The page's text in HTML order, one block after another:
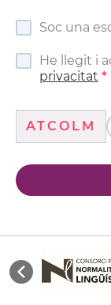
Soc una
He llegit i
privacitat
ATCOLM